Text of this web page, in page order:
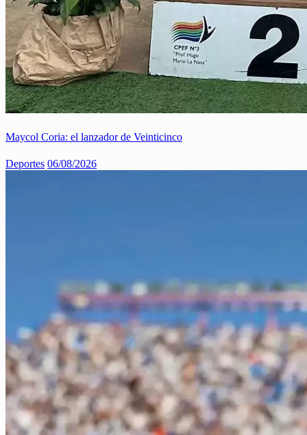
Maycol Coria: el lanzador de Veinticinco
Deportes 06/08/2026